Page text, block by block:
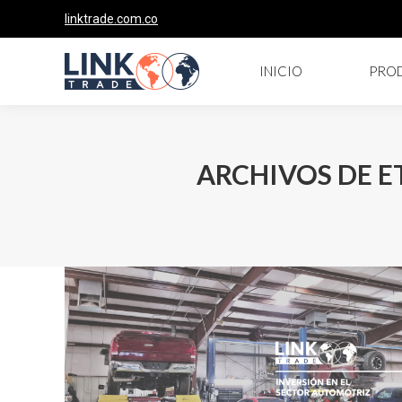
linktrade.com.co
INICIO
ARCHIVOS DE